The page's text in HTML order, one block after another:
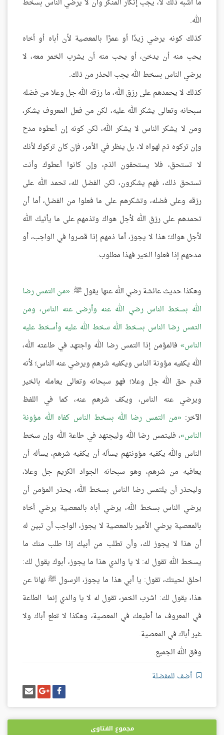
ما أشبه ذلك لا، يجب إنكار المنكر وأن لا يرضي الناس بسخط
الله.
كذلك كونه يرضي زيدًا أو عمرًا بالمعصية لأن أباه أو أخاه
يحب منه أن يدخن، أو يحب منه أن يشرب الخمر معه، لا
يرضي الناس بسخط الله يجب الحذر من ذلك.
كذلك لا يحمدهم على رزق الله، ما رزقه الله جل وعلا من فضله
سبحانه وتعالى يشكر الله عليه، لكن من فعل المعروف يشكر،
ومن لا يشكر الناس لا يشكر الله، لكن كونه إن أعطوه مدح
وإن تركوه ذم لهواه لا، بل ينظر في الأمر، فإن كان تركوك لأنك
لا تستحق، فلا يستحقون الذم، وإن كانوا أعطوك وأنت
تستحق ذلك، فهم يشكرون، لكن الفضل لله، تحمد الله على
رزقه وعلى فضله، وتشكرهم على ما فعلوا من الفضل، أما أن
تحمدهم على رزق الله لأجل هواك وتذمهم على ما يأتيك الله
لأجل هواك؛ هذا لا يجوز، أما ذمهم إذا قصروا في الواجب، أو
مدحهم إذا فعلوا الخير فهذا مطلوب.
وهكذا حديث عائشة رضي الله عنها يقول ﷺ: من التمس رضا
الله بسخط الناس رضي الله عنه وأرضى عنه الناس، ومن
التمس رضا الناس بسخط الله سخط الله عليه وأسخط عليه
الناس فالمؤمن إذا التمس رضا الله واجتهد في طاعته الله،
الله يكفيه مؤونة الناس ويكفيه شرهم ويرضي عنه الناس؛ لأنه
قدم حق الله جل وعلا؛ فهو سبحانه وتعالى يعامله بالخير
ويرضي عنه الناس، ويكف شرهم عنه، كما في اللفظ
الآخر: من التمس رضا الله بسخط الناس كفاه الله مؤونة
الناس ، فليتمس رضا الله وليجتهد في طاعة الله وإن سخط
الناس والله يكفيه مؤونتهم يسأله أن يكفيه شرهم، يسأله أن
يعافيه من شرهم، وهو سبحانه الجواد الكريم جل وعلا،
وليحذر أن يلتمس رضا الناس بسخط الله، يحذر المؤمن أن
يرضي الناس بسخط الله، يرضي أباه بالمعصية يرضي أخاه
بالمعصية يرضي الأمير بالمعصية لا يجوز، الواجب أن تبين له
أن هذا لا يجوز لك، وأن تطلب من أبيك إذا طلب منك ما
يسخط الله تقول له: لا يا والدي هذا ما يجوز، أبوك يقول لك:
احلق لحيتك، تقول: يا أبي هذا ما يجوز، الرسول ﷺ نهانا عن
هذا، يقول لك: اشرب الخمر، تقول له لا يا والدي إنما الطاعة
في المعروف ما أطيعك في المعصية، وهكذا لا تطع أباك ولا
غير أباك في المعصية.
وفق الله الجميع.
أضف للمفضلة
شارك
على
فيسبوك
شارك
على
غوغل
بلس
إرسل
إيميل
مجموع الفتاوى